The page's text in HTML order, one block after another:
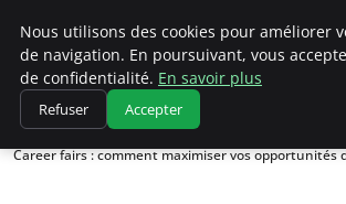
Chasseur De Tête
Accueil
Guides et Conseils
Career fairs : comment maximiser vos opportunités
Nous utilisons des cookies pour améliorer
de navigation. En poursuivant, vous
de confidentialité. En savoir plus
Refuser Accepter